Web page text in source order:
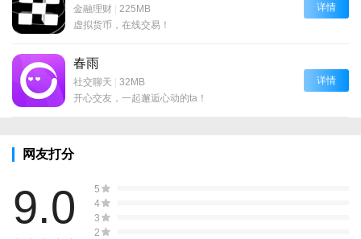
金融理财 | 225MB
虚拟货币，在线交易！
详情
春雨
社交聊天 | 32MB
开心交友，一起邂逅心动的ta！
详情
网友打分
9.0
5
4
3
2